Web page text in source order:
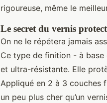
rigoureuse, même le
Le secret du vernis
On ne le répétera jamais
Ce type de finition - à base
et ultra-résistante. Elle
Appliqué en 2 à 3 couches
un peu plus cher qu’un